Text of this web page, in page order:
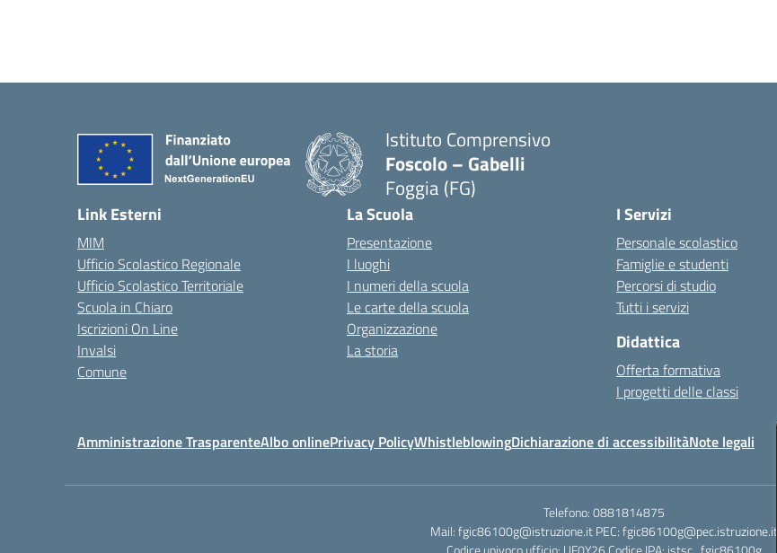
Istituto Comprensivo
Foscolo – Gabelli
Foggia (FG)
— Visita la pagina iniziale della scuola
Link Esterni
MIM
Ufficio Scolastico Regionale
Ufficio Scolastico Territoriale
Scuola in Chiaro
Iscrizioni On Line
Invalsi
Comune
La Scuola
Presentazione
I luoghi
I numeri della scuola
Le carte della scuola
Organizzazione
La storia
I Servizi
Personale scolastico
Famiglie e studenti
Percorsi di studio
Tutti i servizi
Didattica
Offerta formativa
I progetti delle classi
Amministrazione TrasparenteAlbo onlinePrivacy PolicyWhistleblowingDichiarazione di accessibilitàNote legali
Telefono: 0881814875
Mail: fgic86100g@istruzione.it PEC: fgic86100g@pec.istruzione.it